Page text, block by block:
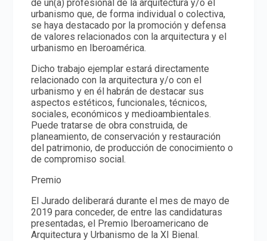
de un(a) profesional de la arquitectura y/o el
urbanismo que, de forma individual o colectiva,
se haya destacado por la promoción y defensa
de valores relacionados con la arquitectura y el
urbanismo en Iberoamérica.
Dicho trabajo ejemplar estará directamente
relacionado con la arquitectura y/o con el
urbanismo y en él habrán de destacar sus
aspectos estéticos, funcionales, técnicos,
sociales, económicos y medioambientales.
Puede tratarse de obra construida, de
planeamiento, de conservación y restauración
del patrimonio, de producción de conocimiento o
de compromiso social.
Premio
El Jurado deliberará durante el mes de mayo de
2019 para conceder, de entre las candidaturas
presentadas, el Premio Iberoamericano de
Arquitectura y Urbanismo de la XI Bienal.